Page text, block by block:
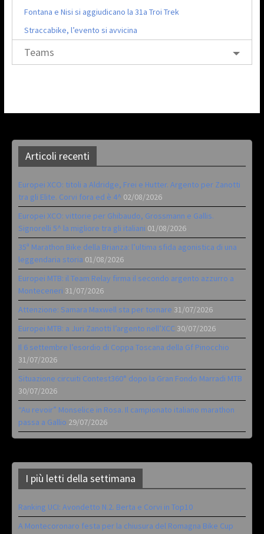
Fontana e Nisi si aggiudicano la 31a Troi Trek
Straccabike, l’evento si avvicina
Teams
Articoli recenti
Europei XCO: titoli a Aldridge, Frei e Hutter. Argento per Zanotti
tra gli Elite. Corvi fora ed è 4^ 02/08/2026
Europei XCO: vittorie per Ghibaudo, Grossmann e Gallis.
Signorelli 5^ la migliore tra gli italiani 01/08/2026
35ª Marathon Bike della Brianza: l’ultima sfida agonistica di una
leggendaria storia 01/08/2026
Europei MTB: il Team Relay firma il secondo argento azzurro a
Monteceneri 31/07/2026
Attenzione: Samara Maxwell sta per tornare 31/07/2026
Europei MTB: a Juri Zanotti l’argento nell’XCC 30/07/2026
Il 6 settembre l’esordio di Coppa Toscana della Gf Pinocchio
31/07/2026
Situazione circuiti Contest360° dopo la Gran Fondo Marradi MTB
30/07/2026
“Au revoir” Monselice in Rosa. Il campionato italiano marathon
passa a Gallio 29/07/2026
I più letti della settimana
Ranking UCI: Avondetto N.2. Berta e Corvi in Top10
A Montecoronaro festa per la chiusura del Romagna Bike Cup